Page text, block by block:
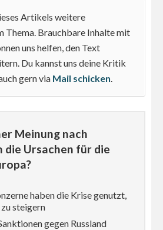
Artikels weitere
Thema. Brauchbare Inhalte mit
uns helfen, den Text
Du kannst uns deine Kritik
gern via Mail schicken.
Meinung nach
die Ursachen für die
haben die Krise genutzt,
steigern
gegen Russland